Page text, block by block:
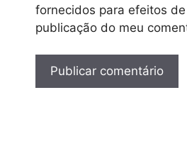
fornecidos para efeitos
publicação do meu